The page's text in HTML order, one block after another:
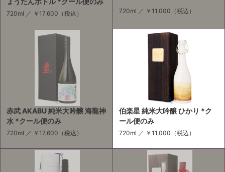
720ml ／ ￥17,600 （税込） 720ml ／ ￥11,000 （税込）
赤武 AKABU 純米大吟醸 海龍神
水 *クール便のみ
720ml ／ ￥17,600 （税込）
伯楽星 純米大吟醸 ひかり *ク
ール便のみ
720ml ／ ￥11,000 （税込）